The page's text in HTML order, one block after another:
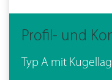
Profil- und
Typ A mit